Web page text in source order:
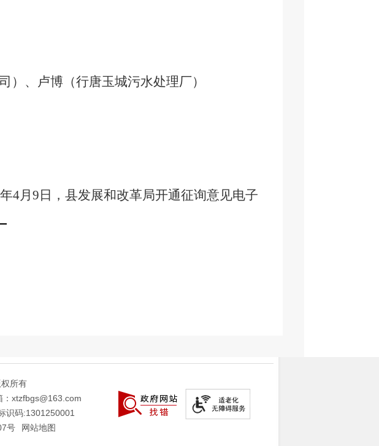
、卢博（行唐玉城污水处理厂）
4月9日，县发展和改革局开通征询意见电子